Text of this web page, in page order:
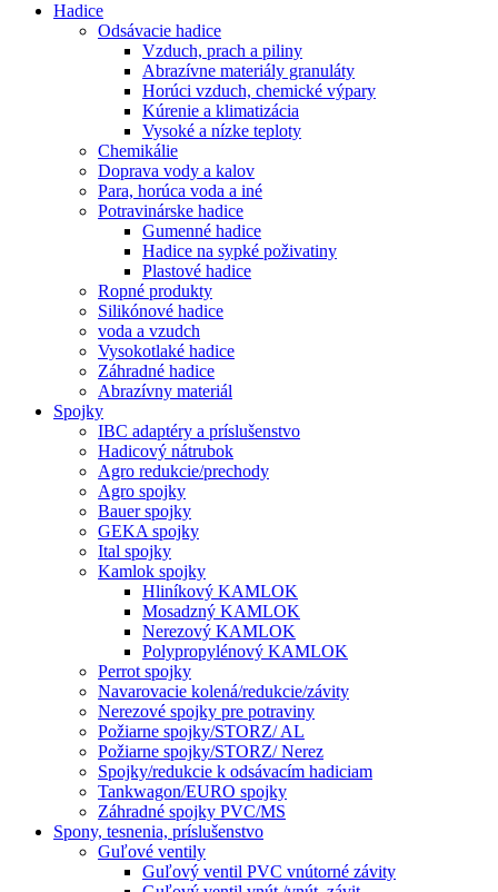
Hadice
Odsávacie hadice
Vzduch, prach a piliny
Abrazívne materiály granuláty
Horúci vzduch, chemické výpary
Kúrenie a klimatizácia
Vysoké a nízke teploty
Chemikálie
Doprava vody a kalov
Para, horúca voda a iné
Potravinárske hadice
Gumenné hadice
Hadice na sypké poživatiny
Plastové hadice
Ropné produkty
Silikónové hadice
voda a vzudch
Vysokotlaké hadice
Záhradné hadice
Abrazívny materiál
Spojky
IBC adaptéry a príslušenstvo
Hadicový nátrubok
Agro redukcie/prechody
Agro spojky
Bauer spojky
GEKA spojky
Ital spojky
Kamlok spojky
Hliníkový KAMLOK
Mosadzný KAMLOK
Nerezový KAMLOK
Polypropylénový KAMLOK
Perrot spojky
Navarovacie kolená/redukcie/závity
Nerezové spojky pre potraviny
Požiarne spojky/STORZ/ AL
Požiarne spojky/STORZ/ Nerez
Spojky/redukcie k odsávacím hadiciam
Tankwagon/EURO spojky
Záhradné spojky PVC/MS
Spony, tesnenia, príslušenstvo
Guľové ventily
Guľový ventil PVC vnútorné závity